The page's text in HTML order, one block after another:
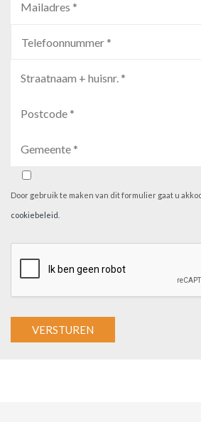
Door gebruik te maken van dit formulier gaat u
cookiebeleid